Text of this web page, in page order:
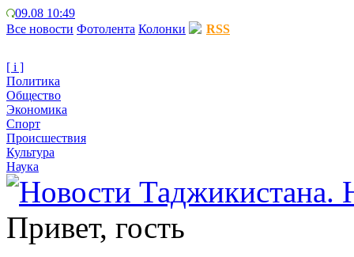
09.08 10:49
Все новости Фотолента Колонки RSS
[ i ]
Политика
Общество
Экономика
Спорт
Происшествия
Культура
Наука
Привет, гость